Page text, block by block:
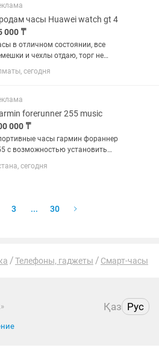
жерді анықтау, суға төзімді
часы Huawei watch gt 4
000 ₸
в отличном состоянии, все
и чехлы отдаю, торг не
сегодня
forerunner 255 music
000 ₸
часы гармин фораннер
с возможностью установить
долго
сегодня
3 ... 30
Телефоны, гаджеты Смарт-часы
Қаз Рус